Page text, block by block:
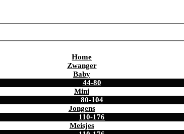
Home
Zwanger
Baby
44-80
Mini
80-104
Jongens
110-176
Meisjes